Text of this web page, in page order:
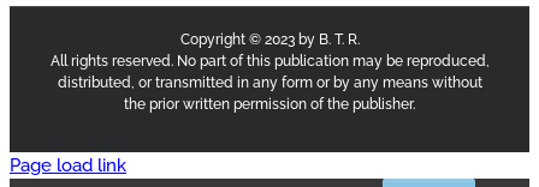
Copyright © 2023 by B. T. R.
All rights reserved. No part of this publication may be reproduced,
distributed, or transmitted in any form or by any means without
the prior written permission of the publisher.
Page load link